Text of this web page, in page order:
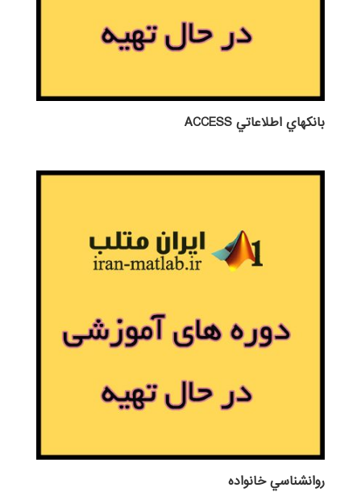
بانكهاي اطلاعاتي ACCESS
روانشناسي خانواده